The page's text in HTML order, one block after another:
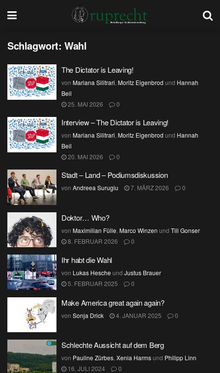
Schlagwort:Wahl
The Dictator is Leaving!
von Mariana Silitrari, Moritz Eigenbrod und Hannah
Beil
25. MAI 2026
0
Interview – The Dictator is Leaving!
von Mariana Silitrari, Moritz Eigenbrod und Hannah
Beil
20. MAI 2026
0
Stadt – Land – Podiumsdiskussion
von Andreea Surugiu 7. MÄRZ 2026 0
Doktor… Who?
von Maximilian Fülle, Marco Winzen und Till Gonser
8. FEBRUAR 2026
0
Ihr habt die Wahl
von Lukas Hesche und Justus Brauer
5. FEBRUAR 2025
0
Make America great again again?
von Sonja Drick 4. JANUAR 2025 0
Schlechte Aussicht auf dem Berg
von Pauline Zürbes, Xenia Harmsund Philipp Linn
16. JULI 2024
0